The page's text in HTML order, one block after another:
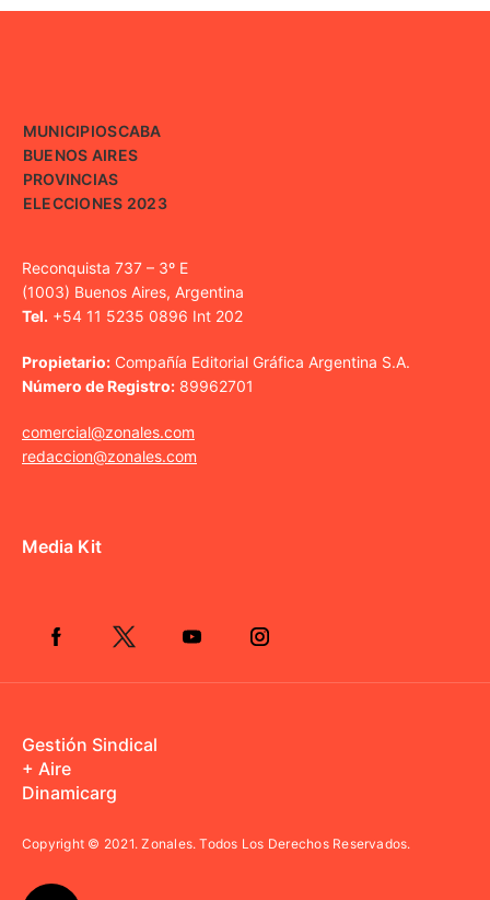
MUNICIPIOSCABA
BUENOS AIRES
PROVINCIAS
ELECCIONES 2023
Reconquista 737 – 3º E
(1003) Buenos Aires, Argentina
Tel. +54 11 5235 0896 Int 202
Propietario: Compañía Editorial Gráfica Argentina S.A.
Número de Registro: 89962701
comercial@zonales.com
redaccion@zonales.com
Media Kit
Gestión Sindical
+ Aire
Dinamicarg
Copyright © 2021.Zonales. Todos Los Derechos Reservados.